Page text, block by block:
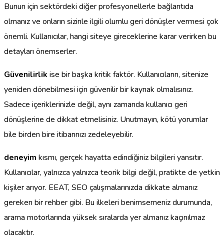
Bunun için sektördeki diğer profesyonellerle bağlantıda
olmanız ve onların sizinle ilgili olumlu geri dönüşler vermesi çok
önemli. Kullanıcılar, hangi siteye gireceklerine karar verirken bu
detayları önemserler.
Güvenilirlik ise bir başka kritik faktör. Kullanıcıların, sitenize
yeniden dönebilmesi için güvenilir bir kaynak olmalısınız.
Sadece içeriklerinizle değil, aynı zamanda kullanıcı geri
dönüşlerine de dikkat etmelisiniz. Unutmayın, kötü yorumlar
bile birden bire itibarınızı zedeleyebilir.
deneyim kısmı, gerçek hayatta edindiğiniz bilgileri yansıtır.
Kullanıcılar, yalnızca yalnızca teorik bilgi değil, pratikte de yetkin
kişiler arıyor. EEAT, SEO çalışmalarınızda dikkate almanız
gereken bir rehber gibi. Bu ilkeleri benimsemeniz durumunda,
arama motorlarında yüksek sıralarda yer almanız kaçınılmaz
olacaktır.